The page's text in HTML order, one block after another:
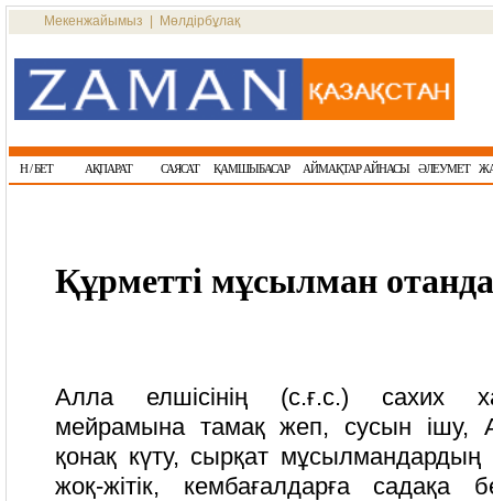
Мекенжайымыз Мөлдірбұлақ
Н / БЕТ АҚПАРАТ САЯСАТ ҚАМШЫБАСАР АЙМАҚТАР АЙНАСЫ ӘЛЕУМЕТ
Құрметті мұсылман
Алла елшісінің (с.ғ.с.) сахих
мейрамына тамақ жеп, сусын ішу,
қонақ күту, сырқат мұсылмандардың
жоқ-жітік, кембағалдарға садақа